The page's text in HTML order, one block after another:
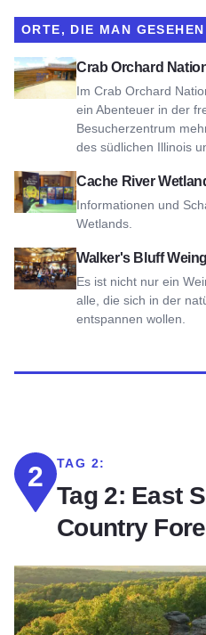
ORTE, DIE MAN
Crab Orchard
Im Crab Orchard
ein Abenteuer in der
Besucherzentrum
des südlichen Illinois
Siehe Crab Orchard National
Cache River
Informationen und
Wetlands.
Siehe Cache River Wetlands
Walker's Bluff
Es ist nicht nur ein
alle, die sich in der
entspannen wollen.
Ansicht Walker's Bluff Winery
2 TAG 2:
Tag 2: East
Country